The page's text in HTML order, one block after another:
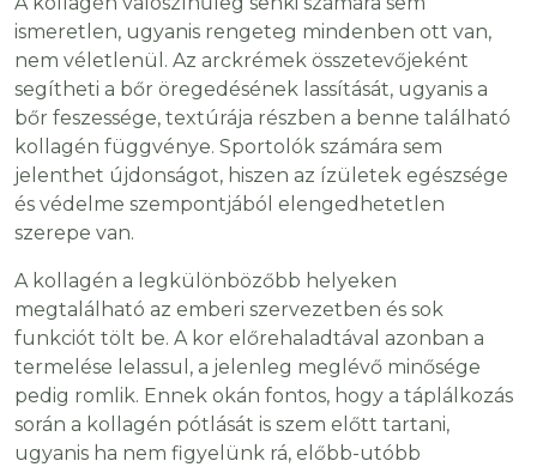
ismeretlen, ugyanis rengeteg mindenben ott van,
nem véletlenül. Az arckrémek összetevőjeként
segítheti a bőr öregedésének lassítását, ugyanis a
bőr feszessége, textúrája részben a benne található
kollagén függvénye. Sportolók számára sem
jelenthet újdonságot, hiszen az ízületek egészsége
és védelme szempontjából elengedhetetlen
szerepe van.
A kollagén a legkülönbözőbb helyeken
megtalálható az emberi szervezetben és sok
funkciót tölt be. A kor előrehaladtával azonban a
termelése lelassul, a jelenleg meglévő minősége
pedig romlik. Ennek okán fontos, hogy a táplálkozás
során a kollagén pótlását is szem előtt tartani,
ugyanis ha nem figyelünk rá, előbb-utóbb